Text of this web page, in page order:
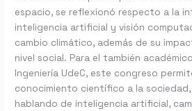
espacio, se reflexionó respecto a la
inteligencia artificial y visión
cambio climático, además de su
nivel social. Para el también
Ingeniería UdeC, este congreso
conocimiento científico a la sociedad,
hablando de inteligencia artificial,